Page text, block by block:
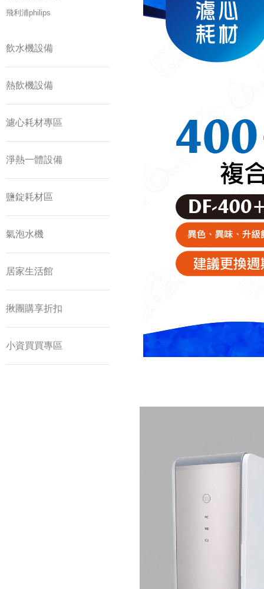
飛利浦philips
飲水機設備
熱飲機設備
濾心耗材專區
淨熱一體設備
鹽錠耗材區
氣泡水機
居家生活館
揪團購享折扣
小資買買專區